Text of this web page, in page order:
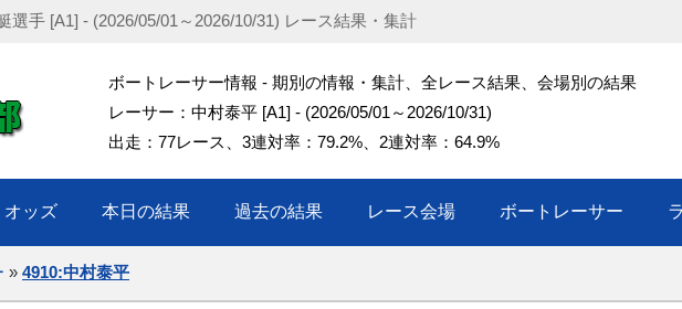
選手 [A1] - (2026/05/01～2026/10/31) レース結果・集計
ボートレーサー情報 - 期別の情報・集計、全レース結果、会場別の結果
レーサー：中村泰平 [A1] - (2026/05/01～2026/10/31)
出走：77レース、3連対率：79.2%、2連対率：64.9%
オッズ 本日の結果 過去の結果 レース会場 ボートレーサー
» 4910:中村泰平